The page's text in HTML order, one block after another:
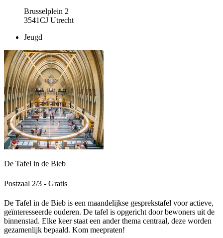
Brusselplein 2
3541CJ Utrecht
Jeugd
De Tafel in de Bieb
Postzaal 2/3 - Gratis
De Tafel in de Bieb is een maandelijkse gesprekstafel voor actieve,
geïnteresseerde ouderen. De tafel is opgericht door bewoners uit de
binnenstad. Elke keer staat een ander thema centraal, deze worden
gezamenlijk bepaald. Kom meepraten!